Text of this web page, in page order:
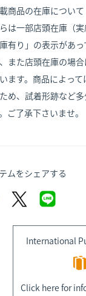
商品の在庫について
は一部店頭在庫（
庫有り」の表示があ
また店頭在庫の場
ます。商品によっ
め、試着形跡など
ご了承下さいませ。
ムをシェアする
International
Click here for